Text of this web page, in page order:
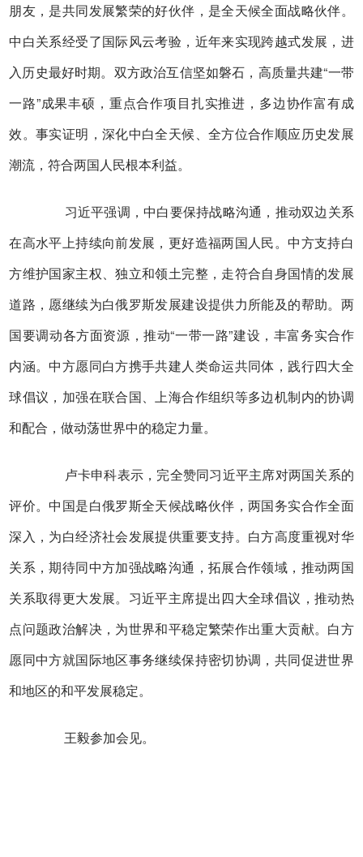
朋友，是共同发展繁荣的好伙伴，是全天候全面战略伙伴。
中白关系经受了国际风云考验，近年来实现跨越式发展，进
入历史最好时期。双方政治互信坚如磐石，高质量共建“一带
一路”成果丰硕，重点合作项目扎实推进，多边协作富有成
效。事实证明，深化中白全天候、全方位合作顺应历史发展
潮流，符合两国人民根本利益。
习近平强调，中白要保持战略沟通，推动双边关系
在高水平上持续向前发展，更好造福两国人民。中方支持白
方维护国家主权、独立和领土完整，走符合自身国情的发展
道路，愿继续为白俄罗斯发展建设提供力所能及的帮助。两
国要调动各方面资源，推动“一带一路”建设，丰富务实合作
内涵。中方愿同白方携手共建人类命运共同体，践行四大全
球倡议，加强在联合国、上海合作组织等多边机制内的协调
和配合，做动荡世界中的稳定力量。
卢卡申科表示，完全赞同习近平主席对两国关系的
评价。中国是白俄罗斯全天候战略伙伴，两国务实合作全面
深入，为白经济社会发展提供重要支持。白方高度重视对华
关系，期待同中方加强战略沟通，拓展合作领域，推动两国
关系取得更大发展。习近平主席提出四大全球倡议，推动热
点问题政治解决，为世界和平稳定繁荣作出重大贡献。白方
愿同中方就国际地区事务继续保持密切协调，共同促进世界
和地区的和平发展稳定。
王毅参加会见。